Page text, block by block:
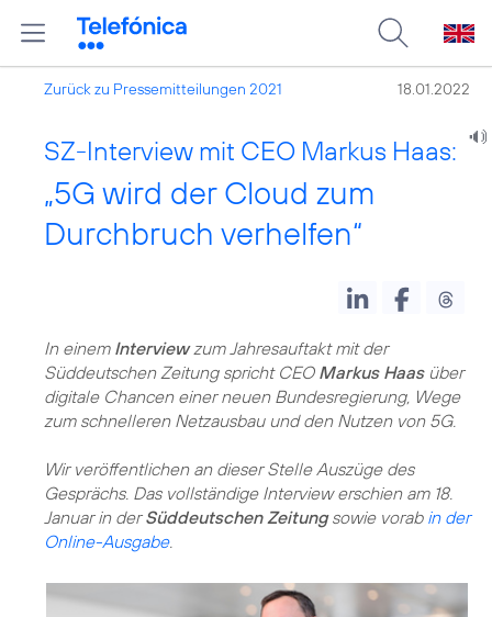
Zurück zu Pressemitteilungen 2021 18.01.2022
SZ-Interview mit CEO Markus Haas:
„5G wird der Cloud zum
Durchbruch verhelfen“
In einem Interviewzum Jahresauftakt mit der
Süddeutschen Zeitung spricht CEO Markus Haasüber
digitale Chancen einer neuen Bundesregierung, Wege
zum schnelleren Netzausbau und den Nutzen von 5G.
Wir veröffentlichen an dieser Stelle Auszüge des
Gesprächs. Das vollständige Interview erschien am 18.
Januar in derSüddeutschen Zeitungsowie vorab in der
Online-Ausgabe.